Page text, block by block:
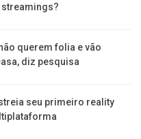
querem folia e vão
diz pesquisa
seu primeiro reality